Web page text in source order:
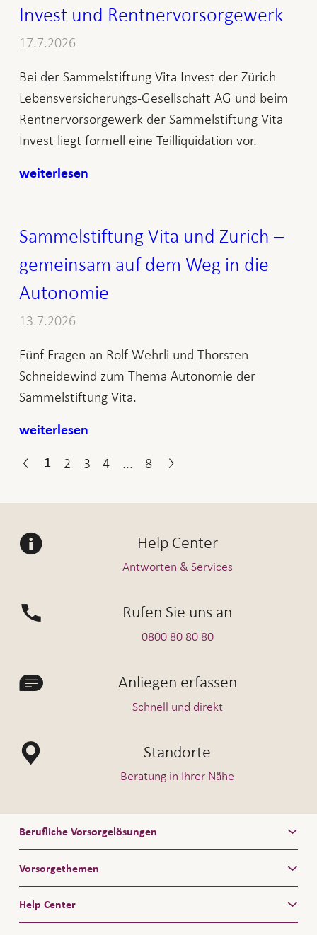
Invest und Rentnervorsorgewerk
17.7.2026
Bei der Sammelstiftung Vita Invest der Zürich
Lebensversicherungs-Gesellschaft AG und beim
Rentnervorsorgewerk der Sammelstiftung Vita
Invest liegt formell eine Teilliquidation vor.
weiterlesen
Sammelstiftung Vita und Zurich –
gemeinsam auf dem Weg in die
Autonomie
13.7.2026
Fünf Fragen an Rolf Wehrli und Thorsten
Schneidewind zum Thema Autonomie der
Sammelstiftung Vita.
weiterlesen
1 2 3 4 ... 8
Help Center
Antworten & Services
Rufen Sie uns an
0800 80 80 80
Anliegen erfassen
Schnell und direkt
Standorte
Beratung in Ihrer Nähe
Berufliche Vorsorgelösungen
Vorsorgethemen
Help Center